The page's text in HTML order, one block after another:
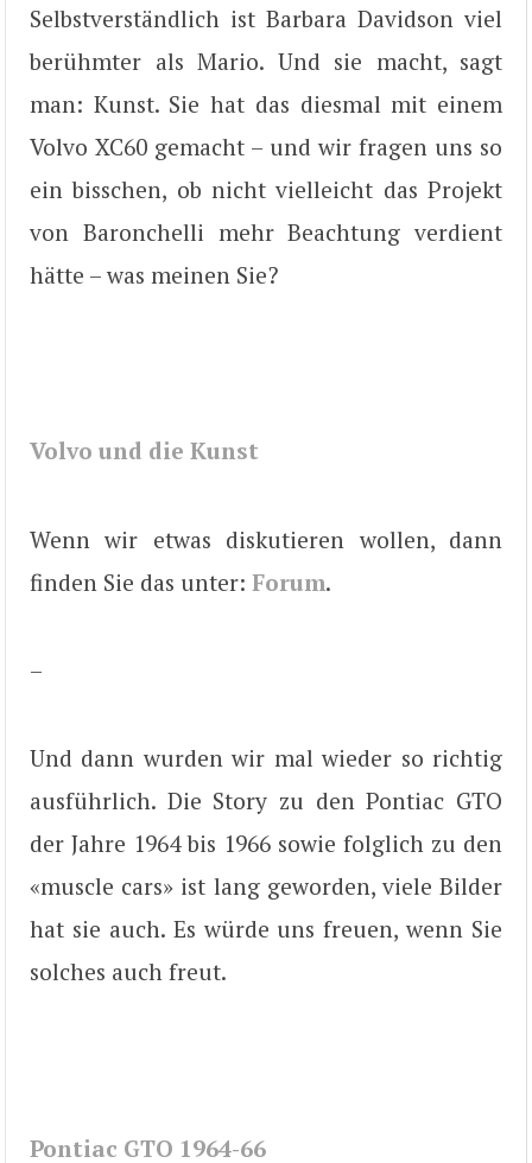
Selbstverständlich ist Barbara Davidson viel
berühmter als Mario. Und sie macht, sagt
man: Kunst. Sie hat das diesmal mit einem
Volvo XC60 gemacht – und wir fragen uns so
ein bisschen, ob nicht vielleicht das Projekt
von Baronchelli mehr Beachtung verdient
hätte – was meinen Sie?
Volvo und die Kunst
Wenn wir etwas diskutieren wollen, dann
finden Sie das unter: Forum.
–
Und dann wurden wir mal wieder so richtig
ausführlich. Die Story zu den Pontiac GTO
der Jahre 1964 bis 1966 sowie folglich zu den
«muscle cars» ist lang geworden, viele Bilder
hat sie auch. Es würde uns freuen, wenn Sie
solches auch freut.
Pontiac GTO 1964-66